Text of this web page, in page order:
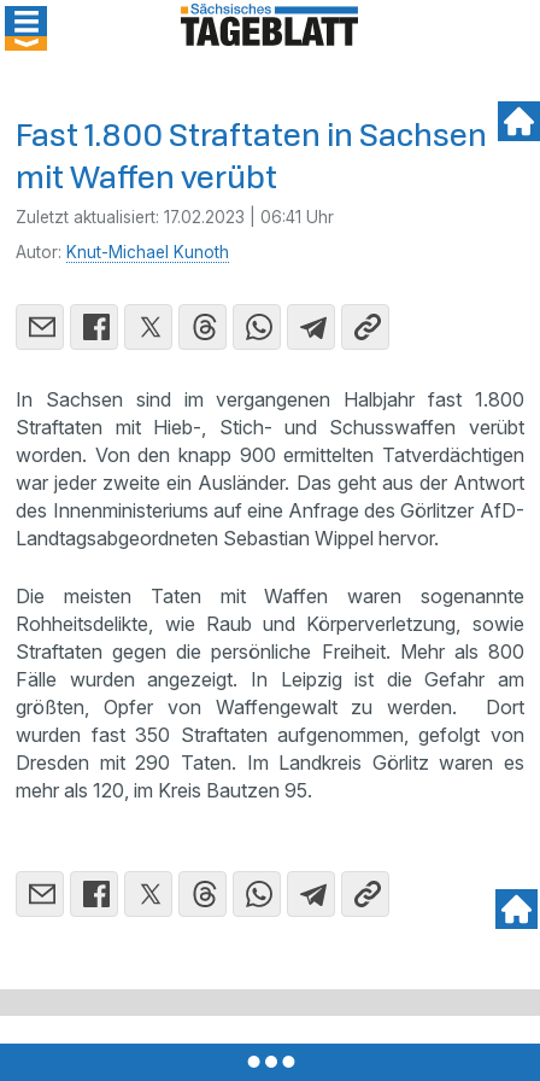
Fast 1.800 Straftaten in Sachsen
mit Waffen verübt
Zuletzt aktualisiert:17.02.2023 | 06:41 Uhr
Autor: Knut-Michael Kunoth
In Sachsen sind im vergangenen Halbjahr fast 1.800
Straftaten mit Hieb-, Stich- und Schusswaffen verübt
worden. Von den knapp 900 ermittelten Tatverdächtigen
war jeder zweite ein Ausländer. Das geht aus der Antwort
des Innenministeriums auf eine Anfrage des Görlitzer AfD-
Landtagsabgeordneten Sebastian Wippel hervor.
Die meisten Taten mit Waffen waren sogenannte
Rohheitsdelikte, wie Raub und Körperverletzung, sowie
Straftaten gegen die persönliche Freiheit. Mehr als 800
Fälle wurden angezeigt. In Leipzig ist die Gefahr am
größten, Opfer von Waffengewalt zu werden. Dort
wurden fast 350 Straftaten aufgenommen, gefolgt von
Dresden mit 290 Taten. Im Landkreis Görlitz waren es
mehr als 120, im Kreis Bautzen 95.